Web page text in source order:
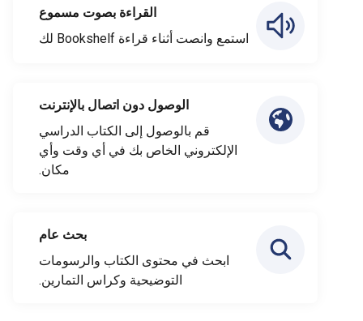
القراءة بصوت مسموع
استمع وانصت أثناء قراءة Bookshelf لك
الوصول دون اتصال بالإنترنت
قم بالوصول إلى الكتاب الدراسي
الإلكتروني الخاص بك في أي وقت وأي
مكان.
بحث عام
ابحث في محتوى الكتاب والرسومات
التوضيحية وكراس التمارين.